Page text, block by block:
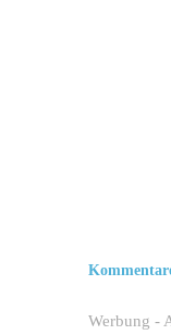
Werbung -